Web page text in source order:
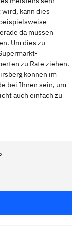
wird, kann dies
da müssen
Um dies zu
zu Rate ziehen.
können im
bei Ihnen sein, um
auch einfach zu